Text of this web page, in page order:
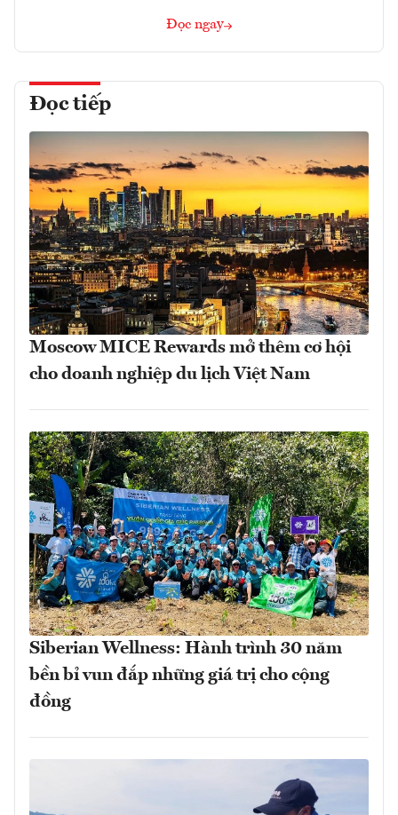
Đọc ngay
Đọc tiếp
Moscow MICE Rewards mở thêm cơ hội
cho doanh nghiệp du lịch Việt Nam
Siberian Wellness: Hành trình 30 năm
bền bỉ vun đắp những giá trị cho cộng
đồng